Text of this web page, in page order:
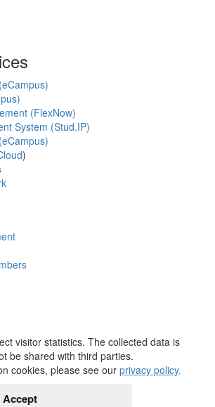
(FlexNow)
System (Stud.IP)
)
visitor statistics. The collected data is
be shared with third parties.
cookies, please see our privacy policy.
Accept